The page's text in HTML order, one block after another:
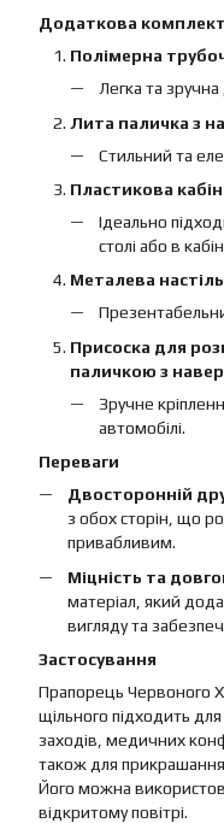
Додаткова
Полімерна
Легка та
Лита паличка з
Стильний та
Пластикова
Ідеально
столі або в
Металева
Присоска для
паличкою з
Зручне
автомобілі.
Переваги
Двосторонній
з обох сторін, що
привабливим.
Міцність та
матеріал, який
вигляду та
Застосування
Прапорець Червоного
щільного підходить
заходів, медичних
також для прикрашання
Його можна
відкритому повітрі.